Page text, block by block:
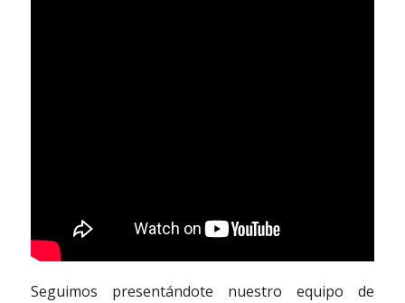
Seguimos presentándote nuestro equipo de